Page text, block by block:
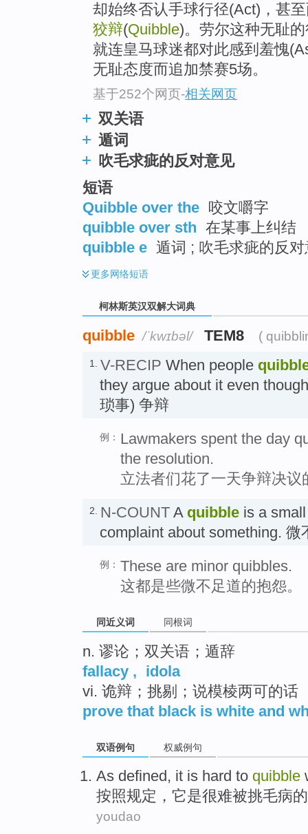
却始终否认手球行径(Act)，甚
狡辩(Quibble)。劳尔这种无耻
就连皇马球迷都对此感到羞愧
无耻态度而追加禁赛5场。
基于252个网页-相关网页
双关语
遁词
吹毛求疵的反对意见
短语
Quibble over the 咬文嚼字
quibble over sth 在某事上纠结
quibble e 遁词 ; 吹毛求疵的反
更多网络短语
柯林斯英汉双解大词典
quibble /ˈkwɪbəl/ TEM8 (
1. V-RECIP When people
they argue about it even
琐事) 争辩
例： Lawmakers spent the day
the resolution.
立法者们花了一天争辩决议
2. N-COUNT A quibble is a
complaint about something. 微
例： These are minor quibbles.
这都是些微不足道的抱怨。
同近义词 同根词
n. 谬论；双关语；遁辞
fallacy , idola
vi. 诡辩；挑剔；说模棱两可的话
prove that black is white and
双语例句 权威例句
As defined , it is hard to quibble
按照规定， 它是很难被挑毛病
youdao